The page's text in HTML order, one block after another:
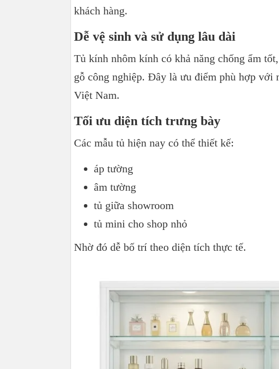
khách hàng.
Dễ vệ sinh và sử dụng lâu dài
Tủ kính nhôm kính có khả năng chống ẩm
gỗ công nghiệp. Đây là ưu điểm phù hợp với
Việt Nam.
Tối ưu diện tích trưng bày
Các mẫu tủ hiện nay có thể thiết kế:
áp tường
âm tường
tủ giữa showroom
tủ mini cho shop nhỏ
Nhờ đó dễ bố trí theo diện tích thực tế.